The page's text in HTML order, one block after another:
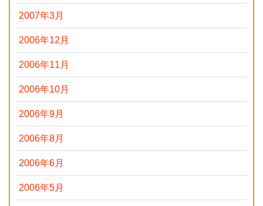
2007年3月
2006年12月
2006年11月
2006年10月
2006年9月
2006年8月
2006年6月
2006年5月